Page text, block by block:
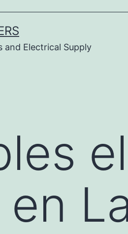
and Electrical Supply